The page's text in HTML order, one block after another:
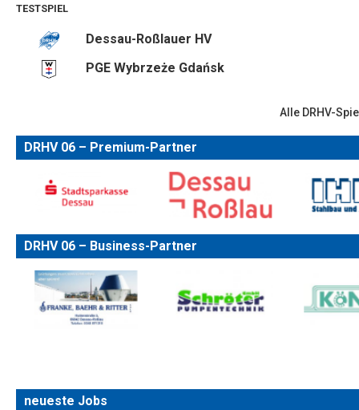
TESTSPIEL
Dessau-Roßlauer HV
PGE Wybrzeże Gdańsk
Alle DRHV-
DRHV 06 – Premium-Partner
DRHV 06 – Business-Partner
neueste Jobs